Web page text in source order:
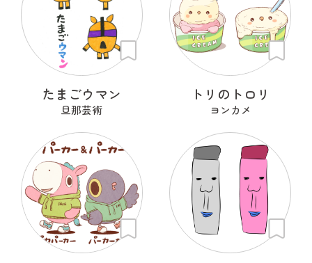
たまごウマン
旦那芸術
トリのトロリ
ヨンカメ